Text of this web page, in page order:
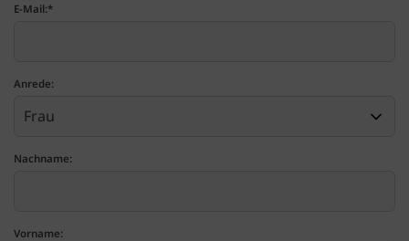
E-Mail:*
Anrede:
Nachname:
Vorname: